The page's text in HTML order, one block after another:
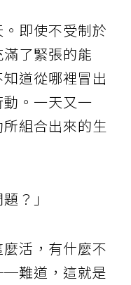
即使不受制於
了緊張的能
道從哪裡冒出
。一天又一
組合出來的生
？」
活，有什麼不
難道，這就是